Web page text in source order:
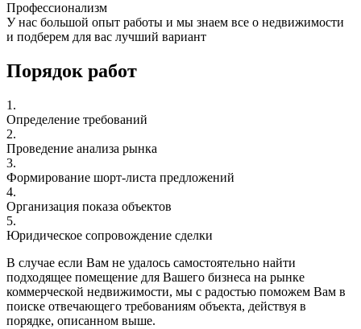
Профессионализм
У нас большой опыт работы и мы знаем все о недвижимости
и подберем для вас лучший вариант
Порядок работ
1.
Определение требований
2.
Проведение анализа рынка
3.
Формирование шорт-листа предложений
4.
Организация показа объектов
5.
Юридическое сопровождение сделки
В случае если Вам не удалось самостоятельно найти
подходящее помещение для Вашего бизнеса на рынке
коммерческой недвижимости, мы с радостью поможем Вам в
поиске отвечающего требованиям объекта, действуя в
порядке, описанном выше.